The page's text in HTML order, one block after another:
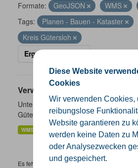
Diese Website
Cookies
Wir verwenden Cookies,
reibungslose
Website garantieren zu
werden keine Daten zu
oder Analysezwecken
und gespeichert.
Formate: GeoJSON WMS
Tags:
Planen - Bauen - Kataster
Kreis Gütersloh
Ergebnisse filtern
Verwaltungsgrenzen
Unterschiedliche Ebenen der
Gütersloh
WMS GeoJSON KML
Es fehlen spezifische Datensätze? Wenden